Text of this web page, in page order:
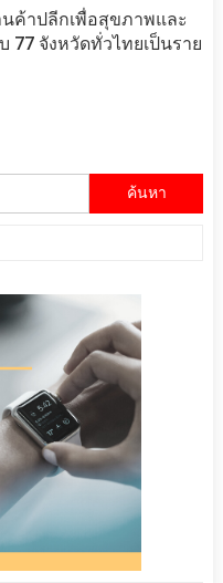
ค้าปลีกเพื่อสุขภาพและ
77 จังหวัดทั่วไทยเป็นราย